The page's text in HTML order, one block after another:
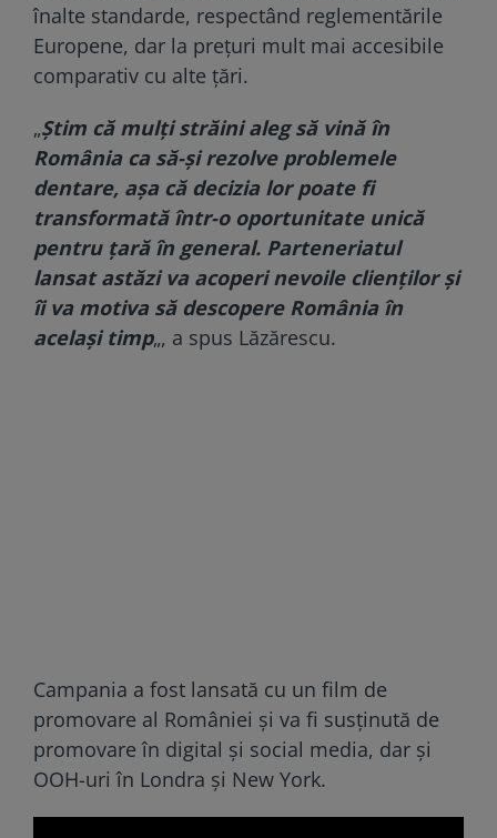
înalte standarde, respectând reglementările
Europene, dar la preţuri mult mai accesibile
comparativ cu alte ţări.
„Ştim că mulţi străini aleg să vină în
România ca să-şi rezolve problemele
dentare, aşa că decizia lor poate fi
transformată într-o oportunitate unică
pentru ţară în general. Parteneriatul
lansat astăzi va acoperi nevoile clienţilor şi
îi va motiva să descopere România în
acelaşi timp„, a spus Lăzărescu.
Campania a fost lansată cu un film de
promovare al României şi va fi susţinută de
promovare în digital şi social media, dar şi
OOH-uri în Londra şi New York.